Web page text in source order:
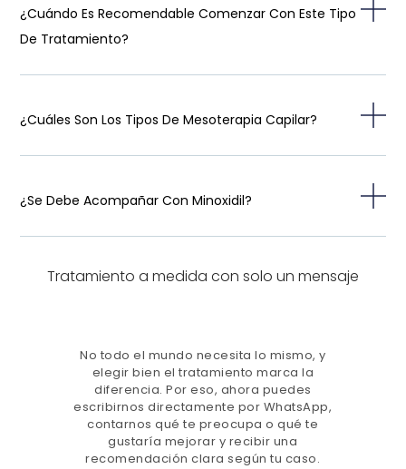
¿Cuándo Es Recomendable Comenzar Con Este Tipo
De Tratamiento?
¿Cuáles Son Los Tipos De Mesoterapia Capilar?
¿Se Debe Acompañar Con Minoxidil?
Tratamiento a medida con solo un mensaje
No todo el mundo necesita lo mismo, y
elegir bien el tratamiento marca la
diferencia. Por eso, ahora puedes
escribirnos directamente por WhatsApp,
contarnos qué te preocupa o qué te
gustaría mejorar y recibir una
recomendación clara según tu caso.